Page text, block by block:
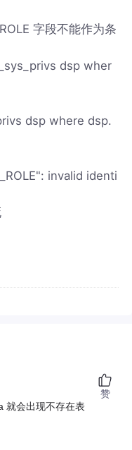
字段不能作为条
dsp wher
dsp where dsp.
invalid identi
就会出现不存在表
赞